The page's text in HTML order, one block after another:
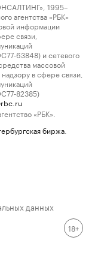
1995–
агентства «РБК»
информации
связи,
63848) и сетевого
массовой
в сфере связи,
82385)
«РБК».
биржа
данных
18+